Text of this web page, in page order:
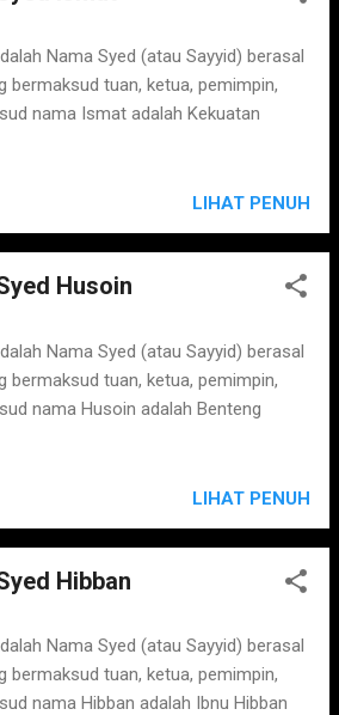
Nama Syed (atau Sayyid) berasal
bermaksud tuan, ketua, pemimpin,
nama Ismat adalah Kekuatan
LIHAT PENUH
Husoin
Nama Syed (atau Sayyid) berasal
bermaksud tuan, ketua, pemimpin,
nama Husoin adalah Benteng
LIHAT PENUH
Hibban
Nama Syed (atau Sayyid) berasal
bermaksud tuan, ketua, pemimpin,
nama Hibban adalah Ibnu Hibban